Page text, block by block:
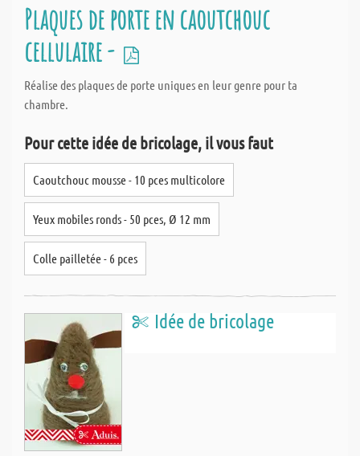
Plaques de porte en caoutchouc
cellulaire -
Réalise des plaques de porte uniques en leur genre pour ta
chambre.
Pour cette idée de bricolage, il vous faut
Caoutchouc mousse - 10 pces multicolore
Yeux mobiles ronds - 50 pces, Ø 12 mm
Colle pailletée - 6 pces
Idée de bricolage